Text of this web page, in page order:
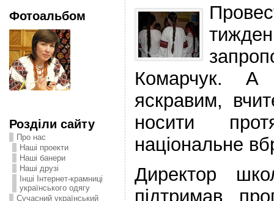
Фотоальбом
Розділи сайту
Про нас
Наші проекти
Наші банери
Наші друзі
Інші Інтернет-крамниці
українського одягу
Сучасний український
Комарчук.
яскравим,
носити
національне
Директор
підтримав